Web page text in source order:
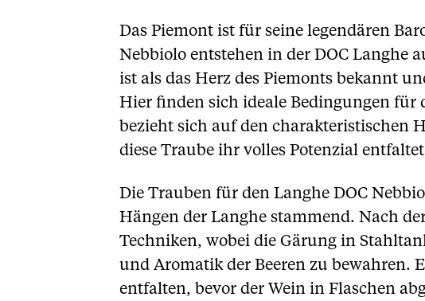
Das Piemont ist für seine legendären
Nebbiolo entstehen in der DOC Langhe
ist als das Herz des Piemonts bekannt
Hier finden sich ideale Bedingungen für
bezieht sich auf den charakteristischen
diese Traube ihr volles Potenzial
Die Trauben für den Langhe DOC
Hängen der Langhe stammend. Nach
Techniken, wobei die Gärung in
und Aromatik der Beeren zu bewahren.
entfalten, bevor der Wein in Flaschen